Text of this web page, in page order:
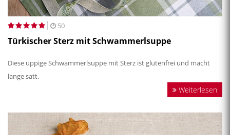
50
Türkischer Sterz mit Schwammerlsuppe
Diese üppige Schwammerlsuppe mit Sterz ist glutenfrei und macht
lange satt.
Weiterlesen